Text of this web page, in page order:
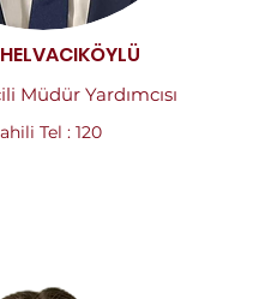
Müdür Yardımcısı
Tel : 120